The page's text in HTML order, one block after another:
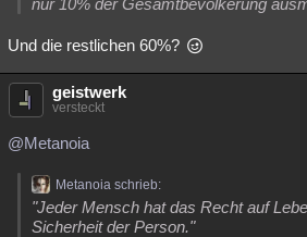
nur 10% der Gesamtbevölkerung
Und die restlichen 60%?
geistwerk
versteckt
@Metanoia
Metanoia schrieb:
"Jeder Mensch hat das Recht auf
Sicherheit der Person."